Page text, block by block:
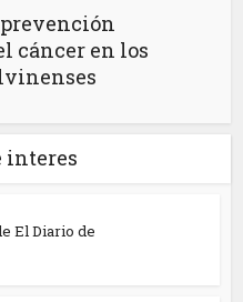
prevención
cáncer en los
interes
El Diario de